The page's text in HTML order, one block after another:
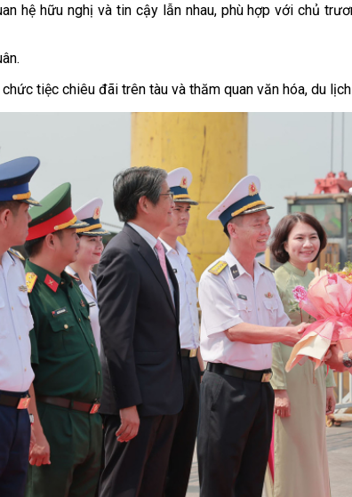
hệ hữu nghị và tin cậy lẫn nhau, phù hợp với chủ
tiệc chiêu đãi trên tàu và thăm quan văn hóa, du